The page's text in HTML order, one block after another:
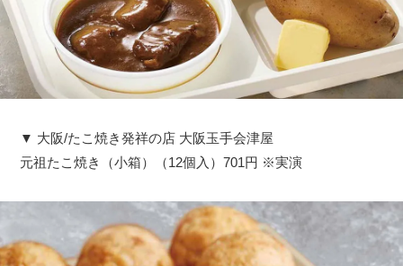
▼ 大阪/たこ焼き発祥の店 大阪玉手会津屋
元祖たこ焼き（小箱）（12個入）701円 ※実演